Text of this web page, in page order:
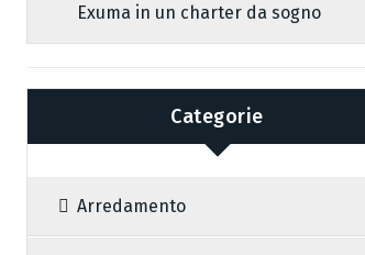
Exuma in un charter da sogno
Categorie
Arredamento